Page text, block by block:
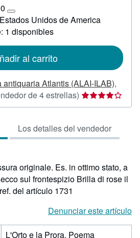
Más
información
sobre
tarifas
envío
Unidos de America
1 disponibles
al carrito
antiquaria Atlantis (ALAI-ILAB),
de 4 estrellas) Calificación
del
4
de
estrellas
Los detalles del vendedor
originale. Es. in ottimo stato, a
sul frontespizio Brilla di rose il
del artículo 1731
Denunciar este artículo
L'Orto e la Prora. Poema